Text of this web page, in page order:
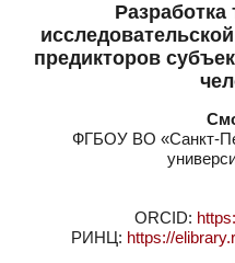
Разработка
предикторов
ФГБОУ ВО «Санкт-
ORCID:
РИНЦ: https://